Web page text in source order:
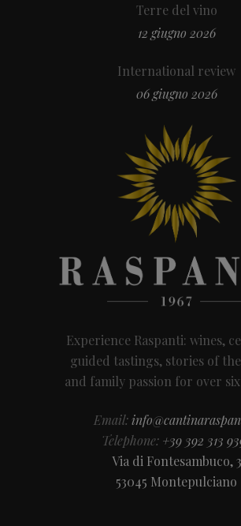
Terre del vino
12 giugno 2026
International review
06 giugno 2026
Experience Raspanti: wines,
guided tastings, stories of
and family passion for over
Email:
Telephone: +39 392 313
Via di Fontesambuco, 3
53045 Montepulciano